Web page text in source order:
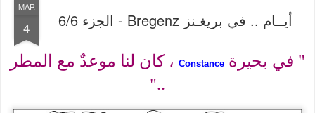
MAR
4 أيــام .. في بريغـنز Bregenz - الجزء 6/6
" في بحيرة Constance ، كان لنا موعدٌ مع المطر
.."